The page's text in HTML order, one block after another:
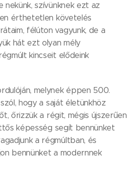
nekünk, szívünknek ezt az
érthetetlen követelés
félúton vagyunk, de a
hát ezt olyan mély
kincseit elődeink
melynek éppen 500.
hogy a saját életünkhöz
őrizzük a régit, mégis újszerűen
képesség segít bennünket
a régmúltban, és
bennünket a modernnek